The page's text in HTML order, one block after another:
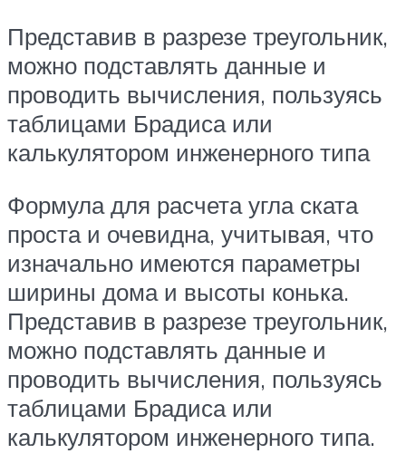
Представив в разрезе треугольник,
можно подставлять данные и
проводить вычисления, пользуясь
таблицами Брадиса или
калькулятором инженерного типа
Формула для расчета угла ската
проста и очевидна, учитывая, что
изначально имеются параметры
ширины дома и высоты конька.
Представив в разрезе треугольник,
можно подставлять данные и
проводить вычисления, пользуясь
таблицами Брадиса или
калькулятором инженерного типа.